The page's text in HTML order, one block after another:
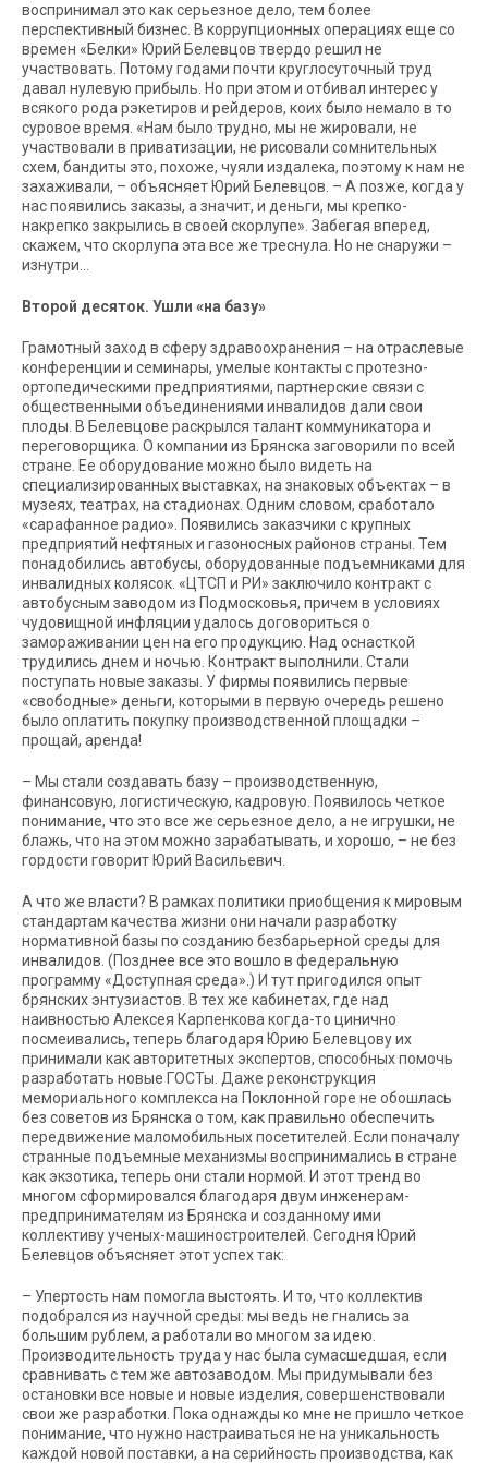
воспринимал это как серьезное дело, тем более
перспективный бизнес. В коррупционных операциях еще со
времен «Белки» Юрий Белевцов твердо решил не
участвовать. Потому годами почти круглосуточный труд
давал нулевую прибыль. Но при этом и отбивал интерес у
всякого рода рэкетиров и рейдеров, коих было немало в то
суровое время. «Нам было трудно, мы не жировали, не
участвовали в приватизации, не рисовали сомнительных
схем, бандиты это, похоже, чуяли издалека, поэтому к нам не
захаживали, – объясняет Юрий Белевцов. – А позже, когда у
нас появились заказы, а значит, и деньги, мы крепко-
накрепко закрылись в своей скорлупе». Забегая вперед,
скажем, что скорлупа эта все же треснула. Но не снаружи –
изнутри…
Второй десяток. Ушли «на базу»
Грамотный заход в сферу здравоохранения – на отраслевые
конференции и семинары, умелые контакты с протезно-
ортопедическими предприятиями, партнерские связи с
общественными объединениями инвалидов дали свои
плоды. В Белевцове раскрылся талант коммуникатора и
переговорщика. О компании из Брянска заговорили по всей
стране. Ее оборудование можно было видеть на
специализированных выставках, на знаковых объектах – в
музеях, театрах, на стадионах. Одним словом, сработало
«сарафанное радио». Появились заказчики с крупных
предприятий нефтяных и газоносных районов страны. Тем
понадобились автобусы, оборудованные подъемниками для
инвалидных колясок. «ЦТСП и РИ» заключило контракт с
автобусным заводом из Подмосковья, причем в условиях
чудовищной инфляции удалось договориться о
замораживании цен на его продукцию. Над оснасткой
трудились днем и ночью. Контракт выполнили. Стали
поступать новые заказы. У фирмы появились первые
«свободные» деньги, которыми в первую очередь решено
было оплатить покупку производственной площадки –
прощай, аренда!
– Мы стали создавать базу – производственную,
финансовую, логистическую, кадровую. Появилось четкое
понимание, что это все же серьезное дело, а не игрушки, не
блажь, что на этом можно зарабатывать, и хорошо, – не без
гордости говорит Юрий Васильевич.
А что же власти? В рамках политики приобщения к мировым
стандартам качества жизни они начали разработку
нормативной базы по созданию безбарьерной среды для
инвалидов. (Позднее все это вошло в федеральную
программу «Доступная среда».) И тут пригодился опыт
брянских энтузиастов. В тех же кабинетах, где над
наивностью Алексея Карпенкова когда-то цинично
посмеивались, теперь благодаря Юрию Белевцову их
принимали как авторитетных экспертов, способных помочь
разработать новые ГОСТы. Даже реконструкция
мемориального комплекса на Поклонной горе не обошлась
без советов из Брянска о том, как правильно обеспечить
передвижение маломобильных посетителей. Если поначалу
странные подъемные механизмы воспринимались в стране
как экзотика, теперь они стали нормой. И этот тренд во
многом сформировался благодаря двум инженерам-
предпринимателям из Брянска и созданному ими
коллективу ученых-машиностроителей. Сегодня Юрий
Белевцов объясняет этот успех так:
– Упертость нам помогла выстоять. И то, что коллектив
подобрался из научной среды: мы ведь не гнались за
большим рублем, а работали во многом за идею.
Производительность труда у нас была сумасшедшая, если
сравнивать с тем же автозаводом. Мы придумывали без
остановки все новые и новые изделия, совершенствовали
свои же разработки. Пока однажды ко мне не пришло четкое
понимание, что нужно настраиваться не на уникальность
каждой новой поставки, а на серийность производства, как